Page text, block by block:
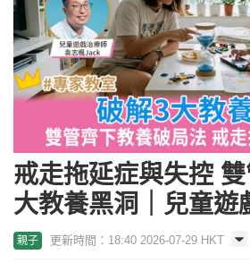
戒走拖延症與失控
大教養黑洞｜兒童遊
親子 更新時間：18:40 2026-07-29 HKT